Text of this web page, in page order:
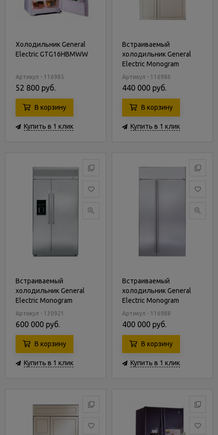
Холодильник General
Electric GTG16HBMWW
Артикул - 116985
52 800 руб.
В корзину
Купить в 1 клик
Встраиваемый
холодильник General
Electric Monogram
ZISB420DX
Артикул - 116986
440 000 руб.
В корзину
Купить в 1 клик
Встраиваемый
холодильник General
Electric Monogram
ZISP420DXSS
Артикул - 130921
600 000 руб.
В корзину
Купить в 1 клик
Встраиваемый
холодильник General
Electric Monogram
ZISS420NXSS
Артикул - 116988
400 000 руб.
В корзину
Купить в 1 клик